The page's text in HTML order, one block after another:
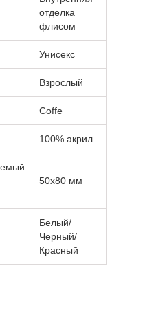
отделка
флисом
Унисекс
Взрослый
Coffe
100% акрил
50х80 мм
Белый/
Черный/
Красный